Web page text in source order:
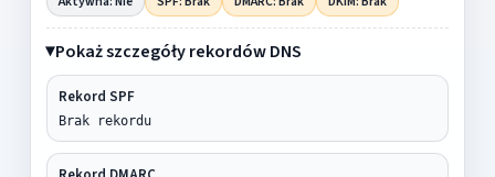
Pokaż szczegóły rekordów DNS
Rekord SPF
Brak rekordu